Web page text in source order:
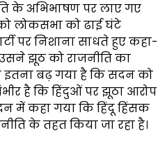
के अभिभाषण पर लाए गए
लोकसभा को ढाई घंटे
पर निशाना साधते हुए कहा-
झूठ को राजनीति का
इतना बढ़ गया है कि सदन को
है कि हिंदुओं पर झूठा आरोप
में कहा गया कि हिंदू हिंसक
के तहत किया जा रहा है।